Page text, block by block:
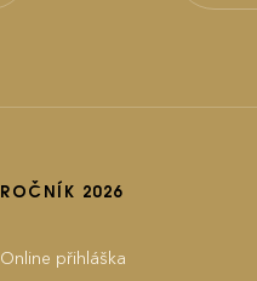
ROČNÍK 2026
Online přihláška